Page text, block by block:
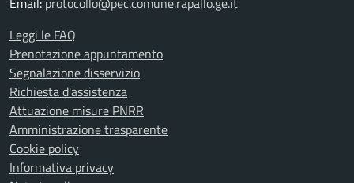
Leggi le FAQ
Prenotazione appuntamento
Segnalazione disservizio
Richiesta d'assistenza
Attuazione misure PNRR
Amministrazione trasparente
Cookie policy
Informativa privacy